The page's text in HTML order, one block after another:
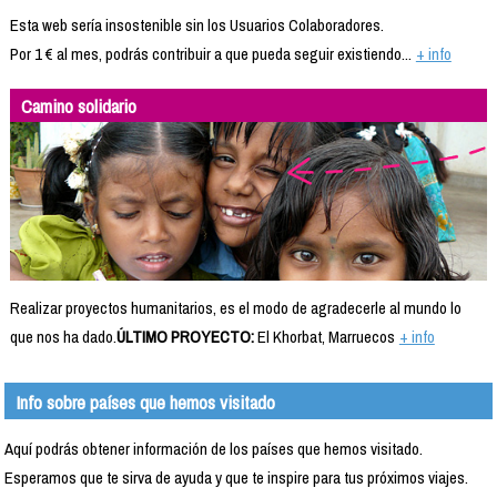
Esta web sería insostenible sin los Usuarios Colaboradores.
Por 1 € al mes, podrás contribuir a que pueda seguir existiendo... + info
Camino solidario
Realizar proyectos humanitarios, es el modo de agradecerle al mundo lo
que nos ha dado.ÚLTIMO PROYECTO:El Khorbat, Marruecos + info
Info sobre países que hemos visitado
Aquí podrás obtener información de los países que hemos visitado.
Esperamos que te sirva de ayuda y que te inspire para tus próximos viajes.